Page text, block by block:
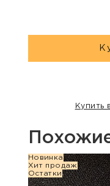
Купить
Новинка
Хит продаж
Остатки